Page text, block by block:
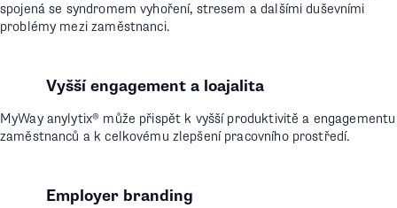
spojená se syndromem vyhoření, stresem a dalšími duševními
problémy mezi zaměstnanci.
Vyšší engagement a loajalita
MyWay anylytix® může přispět k vyšší produktivitě a engagementu
zaměstnanců a k celkovému zlepšení pracovního prostředí.
Employer branding